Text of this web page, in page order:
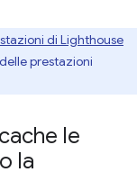
di Lighthouse
prestazioni
le
la